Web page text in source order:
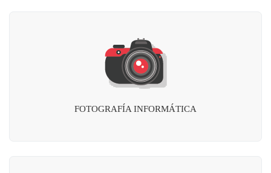
FOTOGRAFÍA INFORMÁTICA